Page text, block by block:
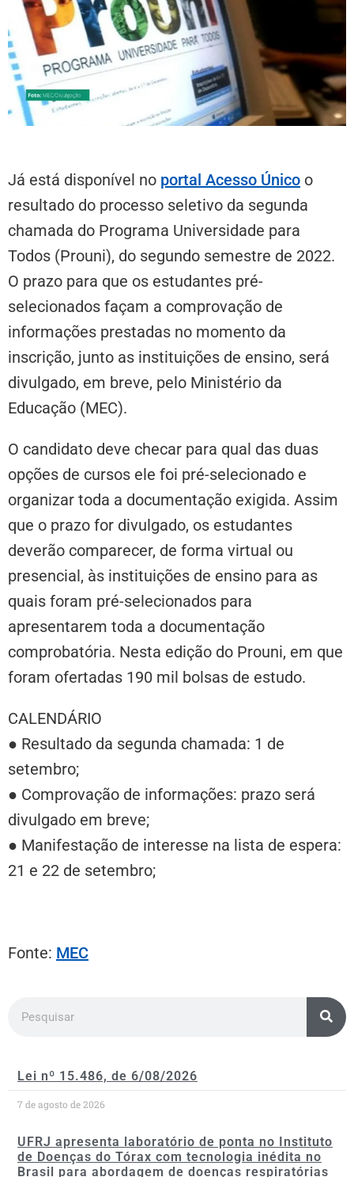
Já está disponível no portal Acesso Único o
resultado do processo seletivo da segunda
chamada do Programa Universidade para
Todos (Prouni), do segundo semestre de 2022.
O prazo para que os estudantes pré-
selecionados façam a comprovação de
informações prestadas no momento da
inscrição, junto as instituições de ensino, será
divulgado, em breve, pelo Ministério da
Educação (MEC).
O candidato deve checar para qual das duas
opções de cursos ele foi pré-selecionado e
organizar toda a documentação exigida. Assim
que o prazo for divulgado, os estudantes
deverão comparecer, de forma virtual ou
presencial, às instituições de ensino para as
quais foram pré-selecionados para
apresentarem toda a documentação
comprobatória. Nesta edição do Prouni, em que
foram ofertadas 190 mil bolsas de estudo.
CALENDÁRIO
● Resultado da segunda chamada: 1 de
setembro;
● Comprovação de informações: prazo será
divulgado em breve;
● Manifestação de interesse na lista de espera:
21 e 22 de setembro;
Fonte: MEC
Lei nº 15.486, de 6/08/2026
7 de agosto de 2026
UFRJ apresenta laboratório de ponta no Instituto
de Doenças do Tórax com tecnologia inédita no
Brasil para abordagem de doenças respiratórias